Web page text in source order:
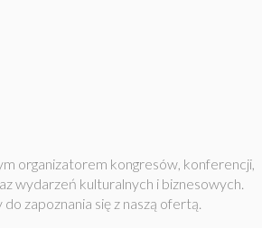
organizatorem kongresów, konferencji,
wydarzeń kulturalnych i biznesowych.
zapoznania się z naszą ofertą.